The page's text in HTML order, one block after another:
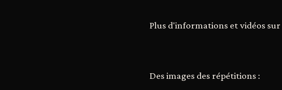
Plus d'informations et vidéos sur
Des images des répétitions :